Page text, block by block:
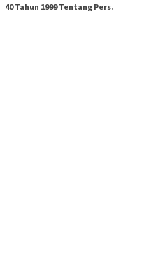
40 Tahun 1999 Tentang Pers.